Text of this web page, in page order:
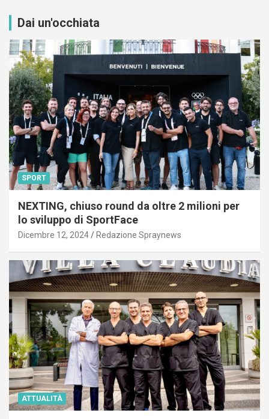
Dai un'occhiata
SPORT
NEXTING, chiuso round da oltre 2 milioni per
lo sviluppo di SportFace
Dicembre 12, 2024 Redazione Spraynews
ATTUALITÀ